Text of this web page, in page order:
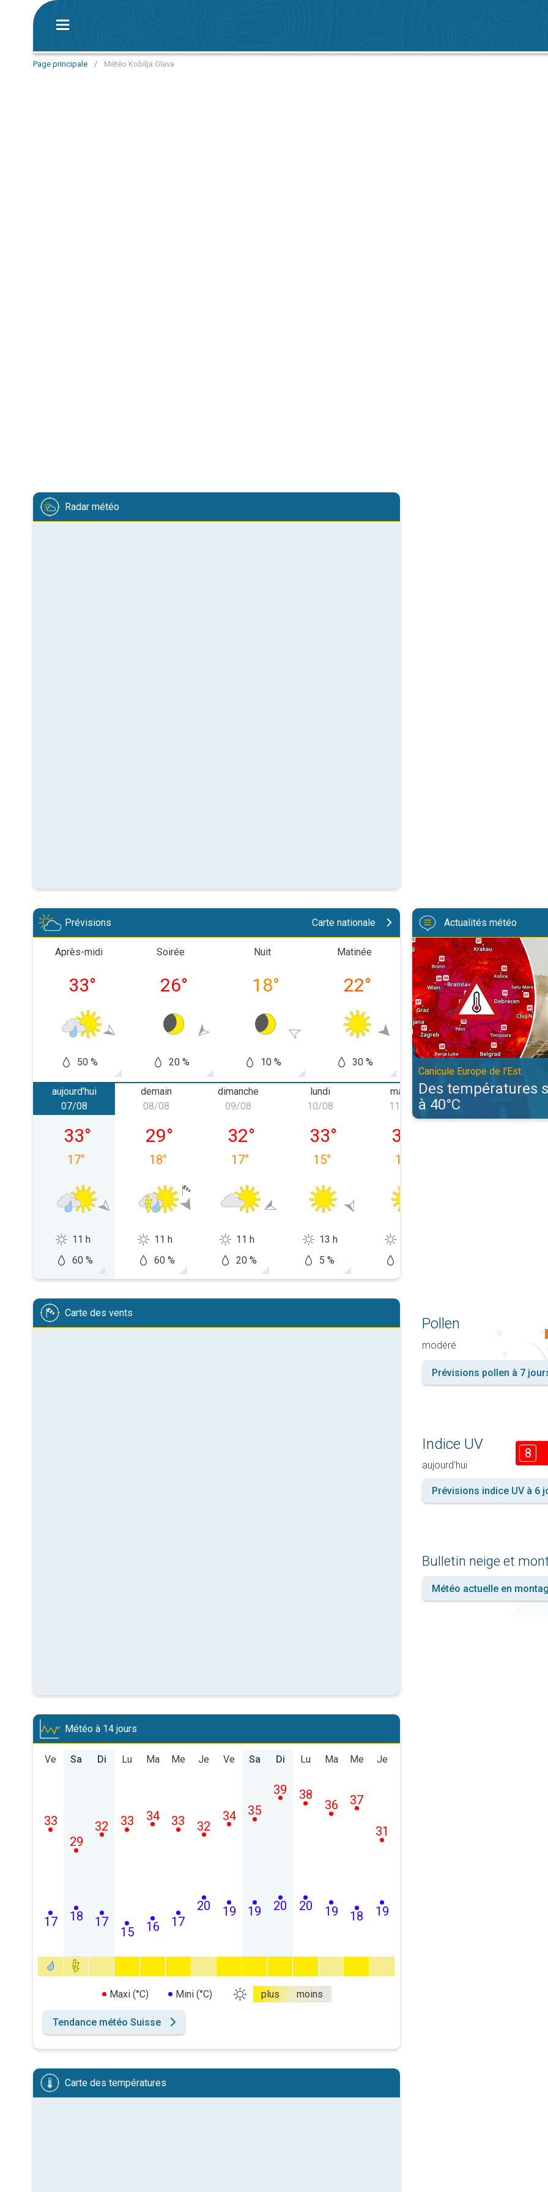
Page principale / Météo Kobilja Glava
Radar météo
Prévisions Carte nationale
Après-midi
33°
50 %
Soirée
26°
20 %
Nuit
18°
10 %
Matinée
22°
30 %
Après-midi
29°
60 %
Soirée
23
aujourd'hui
vendredi 07/08
07/08
33°
17°
11 h
60 %
demain
samedi 08/08
08/08
29°
18°
11 h
60 %
dimanche
dimanche 09/08
09/08
32°
17°
11 h
20 %
lundi
lundi 10/08
10/08
33°
15°
13 h
5 %
mardi
mardi 11/08
11/08
34
16
mercredi
Actualités météo
Des températures supérieures
Canicule Europe de l'Est
Des températures
à 40°C
Carte des vents
Météo à 14 jours
Ve
17
33
Sa
18
29
Di
17
32
Lu
15
33
Ma
16
34
Me
17
33
Je
20
32
Ve
19
34
Sa
19
35
Di
20
39
Lu
20
38
Ma
19
36
Me
18
37
Je
19
31
Maxi (°C) Mini (°C) plus moins
Tendance météo Suisse
Carte des températures
Pollen
modéré
Prévisions pollen à 7
Indice UV
aujourd'hui
8
Prévisions indice UV à 6
Bulletin neige et
Météo actuelle en